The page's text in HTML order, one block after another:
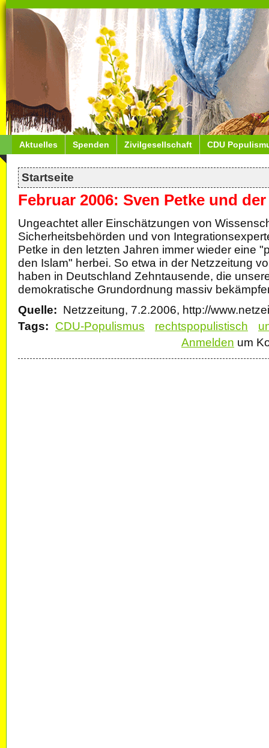
Aktuelles Spenden Zivilgesellschaft CDU
Startseite
Februar 2006: Sven Petke und
Ungeachtet aller Einschätzungen von
Sicherheitsbehörden und von
Petke in den letzten Jahren immer wieder eine
den Islam" herbei. So etwa in der Netzzeitung
haben in Deutschland Zehntausende, die
demokratische Grundordnung massiv
Quelle: Netzzeitung, 7.2.2006, http://
Tags:
CDU-Populismus rechtspopulistisch
Anmelden um